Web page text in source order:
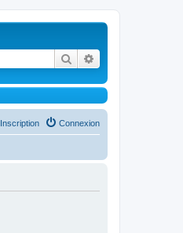
Rechercher
Connexion
Inscription